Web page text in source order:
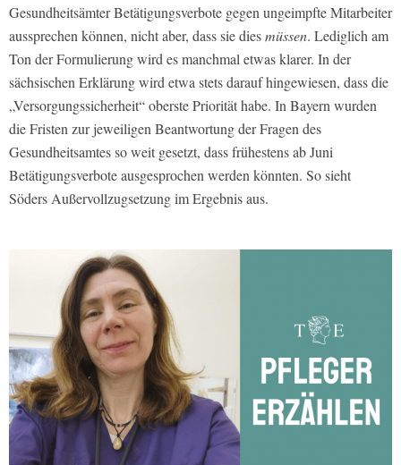
Gesundheitsämter Betätigungsverbote gegen ungeimpfte Mitarbeiter
aussprechen können, nicht aber, dass sie diesmüssen. Lediglich am
Ton der Formulierung wird es manchmal etwas klarer. In der
sächsischen Erklärung wird etwa stets darauf hingewiesen, dass die
„Versorgungssicherheit“ oberste Priorität habe. In Bayern wurden
die Fristen zur jeweiligen Beantwortung der Fragen des
Gesundheitsamtes so weit gesetzt, dass frühestens ab Juni
Betätigungsverbote ausgesprochen werden könnten. So sieht
Söders Außervollzugsetzung im Ergebnis aus.